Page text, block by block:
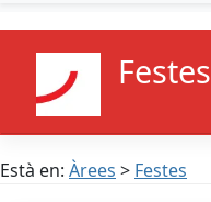
Festes
Està en: Àrees > Festes